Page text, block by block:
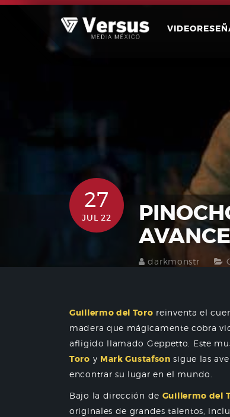
Skip
27
JUL 22
AVANCE
darkmonstr
Guillermo del Toro reinventa el
madera que mágicamente cobra
afligido llamado Geppetto. Este
Toro y Mark Gustafson sigue las
encontrar su lugar en el mundo.
Bajo la dirección de Guillermo del
originales de grandes talentos,